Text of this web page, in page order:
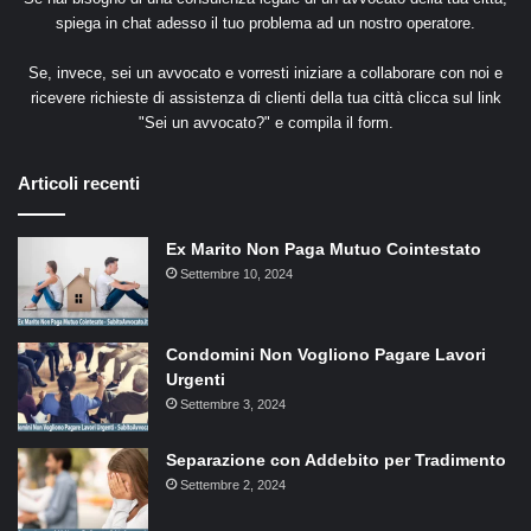
spiega in chat adesso il tuo problema ad un nostro operatore.
Se, invece, sei un avvocato e vorresti iniziare a collaborare con noi e
ricevere richieste di assistenza di clienti della tua città clicca sul link
"Sei un avvocato?" e compila il form.
Articoli recenti
Ex Marito Non Paga Mutuo Cointestato
Settembre 10, 2024
Condomini Non Vogliono Pagare Lavori
Urgenti
Settembre 3, 2024
Separazione con Addebito per Tradimento
Settembre 2, 2024